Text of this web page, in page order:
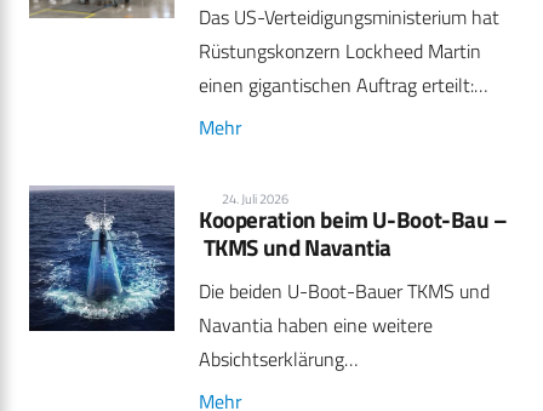
Das US-Verteidigungsministerium hat
Rüstungskonzern Lockheed Martin
einen gigantischen Auftrag erteilt:…
Mehr
24. Juli 2026
Kooperation beim U-Boot-Bau –
TKMS und Navantia
Die beiden U-Boot-Bauer TKMS und
Navantia haben eine weitere
Absichtserklärung…
Mehr